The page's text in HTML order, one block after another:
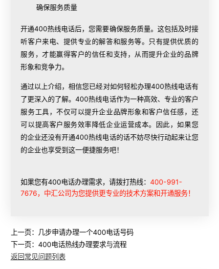
确保服务质量
开通400热线电话后，您需要确保服务质量。这包括及时接
听客户来电、提供专业的解答和服务等。只有提供优质的
服务，才能赢得客户的信任和支持，从而提升企业的品牌
形象和竞争力。
通过以上介绍，相信您已经对如何轻松办理400热线电话有
了更深入的了解。400热线电话作为一种高效、专业的客户
服务工具，不仅可以提升企业品牌形象和客户信任感，还
可以提高客户服务效率降低企业运营成本。因此，如果您
的企业还没有开通400热线电话的话不妨尽快行动起来让您
的企业也享受到这一便捷服务吧！
如果您有400电话办理需求，请拨打热线：400-991-
7676，中汇公司为您提供更专业的技术方案和开通服务！
上一页：
几步申请办理一个400电话号码
下一页： ​400电话热线办理要求与流程
返回常见问题列表